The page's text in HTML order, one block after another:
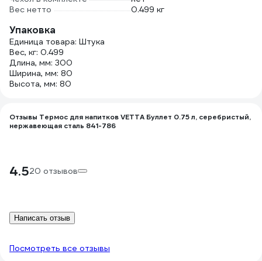
Вес нетто
0.499 кг
Упаковка
Единица товара: Штука
Вес, кг: 0.499
Длина, мм: 300
Ширина, мм: 80
Высота, мм: 80
Отзывы Термос для напитков VETTA Буллет 0.75 л, серебристый,
нержавеющая сталь 841-786
4.520 отзывов
Написать отзыв
Посмотреть все отзывы